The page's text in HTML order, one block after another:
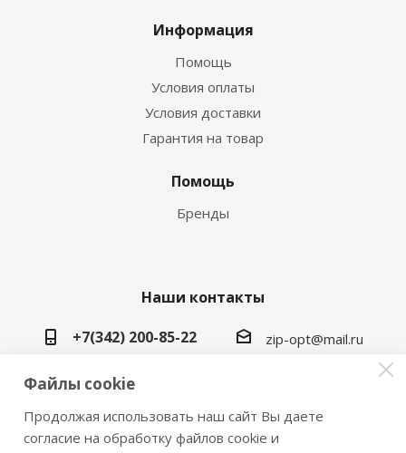
Информация
Помощь
Условия оплаты
Условия доставки
Гарантия на товар
Помощь
Бренды
Наши контакты
+7(342) 200-85-22
zip-opt@mail.ru
г. Пермь, ул. Васильева, 5в
Файлы cookie
Продолжая использовать наш сайт Вы даете
согласие на обработку файлов cookie и